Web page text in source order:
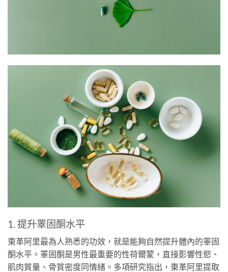
1. 提升睪固酮水平
東革阿里最為人熟悉的功效，就是能夠自然提升體內的睪固
酮水平。睪固酮是男性最重要的性荷爾蒙，直接影響性慾、
肌肉質量、骨質密度同情緒。多項研究指出，東革阿里提取